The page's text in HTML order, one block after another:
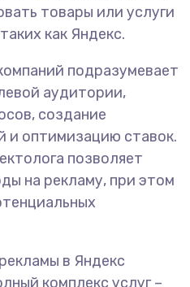
товары или услуги
как Яндекс.
подразумевает
аудитории,
создание
и оптимизацию ставок.
позволяет
на рекламу, при этом
в Яндекс
комплекс услуг –